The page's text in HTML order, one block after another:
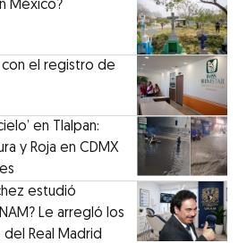
México?
el registro de
en Tlalpan:
y Roja en CDMX
estudió
Le arregló los
Real Madrid